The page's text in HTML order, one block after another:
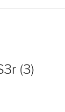
(3)